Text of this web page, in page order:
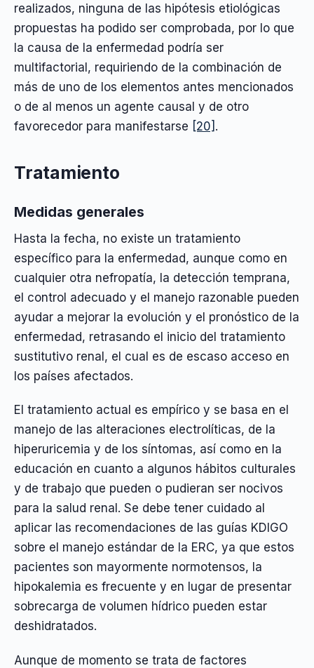
realizados, ninguna de las hipótesis etiológicas
propuestas ha podido ser comprobada, por lo que
la causa de la enfermedad podría ser
multifactorial, requiriendo de la combinación de
más de uno de los elementos antes mencionados
o de al menos un agente causal y de otro
favorecedor para manifestarse [20] .
Tratamiento
Medidas generales
Hasta la fecha, no existe un tratamiento
específico para la enfermedad, aunque como en
cualquier otra nefropatía, la detección temprana,
el control adecuado y el manejo razonable pueden
ayudar a mejorar la evolución y el pronóstico de la
enfermedad, retrasando el inicio del tratamiento
sustitutivo renal, el cual es de escaso acceso en
los países afectados.
El tratamiento actual es empírico y se basa en el
manejo de las alteraciones electrolíticas, de la
hiperuricemia y de los síntomas, así como en la
educación en cuanto a algunos hábitos culturales
y de trabajo que pueden o pudieran ser nocivos
para la salud renal. Se debe tener cuidado al
aplicar las recomendaciones de las guías KDIGO
sobre el manejo estándar de la ERC, ya que estos
pacientes son mayormente normotensos, la
hipokalemia es frecuente y en lugar de presentar
sobrecarga de volumen hídrico pueden estar
deshidratados.
Aunque de momento se trata de factores